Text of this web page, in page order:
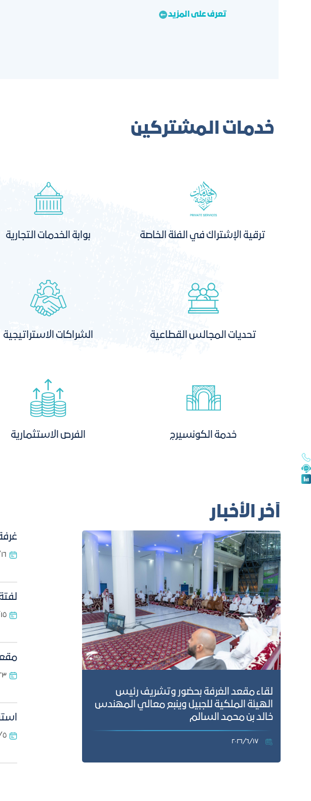
خدمات المشتركين
ترقية الإشتراك في الفئة الخاصة بوابة الخدمات التجارية
تحديات المجالس القطاعية الشراكات الاستراتيجية
خدمة الكونسيرج الفرص الاستثمارية
آخر الأخبار
لقاء مقعد الغرفة بحضور وتشريف رئيس
الهيئة الملكية للجبيل وينبع معالي المهندس
خالد بن محمد السالم
١٧‏/٦‏/٢٠٢٦
١٦‏/٦‏/٢٠٢٦
١٥‏/٦‏/٢٠٢٦
٢٣‏/٤‏/
٥‏/٤‏/٢٠٢٦